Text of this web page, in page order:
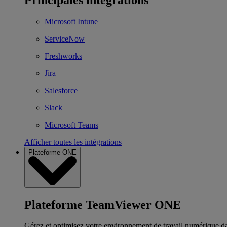
Microsoft Intune
ServiceNow
Freshworks
Jira
Salesforce
Slack
Microsoft Teams
Afficher toutes les intégrations
Plateforme ONE
Plateforme TeamViewer ONE